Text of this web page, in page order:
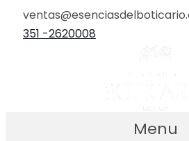
351 -2620008
Menu